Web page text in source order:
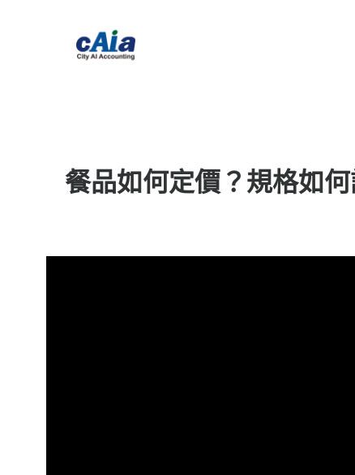
餐品如何定價？規格如